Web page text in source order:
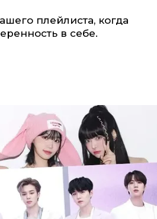
плейлиста, когда
в себе.